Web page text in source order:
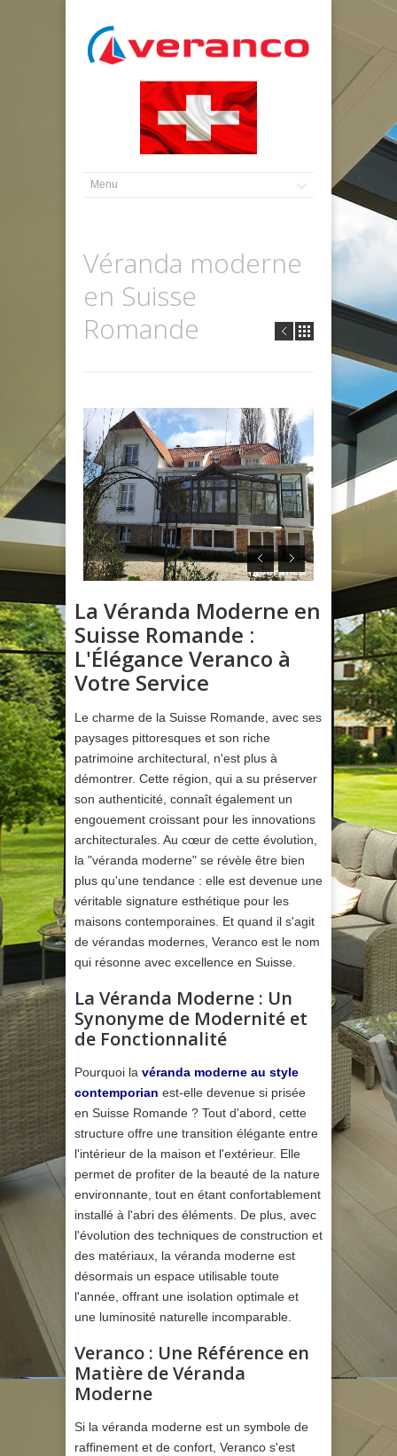
Véranda moderne
en Suisse
Romande
La Véranda Moderne en
Suisse Romande :
L'Élégance Veranco à
Votre Service
Le charme de la Suisse Romande, avec ses
paysages pittoresques et son riche
patrimoine architectural, n'est plus à
démontrer. Cette région, qui a su préserver
son authenticité, connaît également un
engouement croissant pour les innovations
architecturales. Au cœur de cette évolution,
la "véranda moderne" se révèle être bien
plus qu'une tendance : elle est devenue une
véritable signature esthétique pour les
maisons contemporaines. Et quand il s'agit
de vérandas modernes, Veranco est le nom
qui résonne avec excellence en Suisse.
La Véranda Moderne : Un
Synonyme de Modernité et
de Fonctionnalité
Pourquoi la véranda moderne au style
contemporian est-elle devenue si prisée
en Suisse Romande ? Tout d'abord, cette
structure offre une transition élégante entre
l'intérieur de la maison et l'extérieur. Elle
permet de profiter de la beauté de la nature
environnante, tout en étant confortablement
installé à l'abri des éléments. De plus, avec
l'évolution des techniques de construction et
des matériaux, la véranda moderne est
désormais un espace utilisable toute
l'année, offrant une isolation optimale et
une luminosité naturelle incomparable.
Veranco : Une Référence en
Matière de Véranda
Moderne
Si la véranda moderne est un symbole de
raffinement et de confort, Veranco s'est